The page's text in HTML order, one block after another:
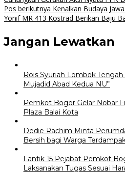
pos
Pos berikutnya Kenalkan Budaya
Yonif MR 413 Kostrad Berikan Baju
Jangan Lewatkan
Rois Syuriah Lombok Tengah
Mujadid Abad Kedua NU”
Pemkot Bogor Gelar Nobar
Plaza Balai Kota
Dedie Rachim Minta
Bersih bagi Warga
Lantik 15 Pejabat Pemkot
Laksanakan Tugas Sesuai